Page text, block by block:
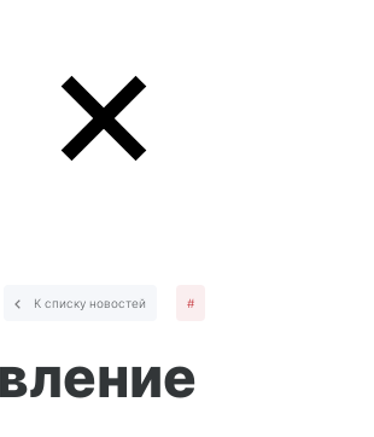
К списку новостей #